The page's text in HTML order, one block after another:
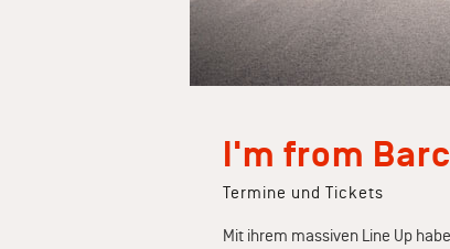
I'm from
Termine und Tickets
Mit ihrem massiven Line Up